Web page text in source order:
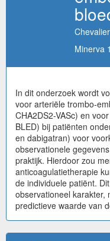
Minerva
In dit onderzoek wordt
voor arteriële trombo-
CHA2DS2-VASc) en
BLED) bij patiënten
en dabigatran) voor
observationele
praktijk. Hierdoor zou
anticoagulatietherapie
de individuele patiënt.
observationeel karakter,
predictieve waarde van